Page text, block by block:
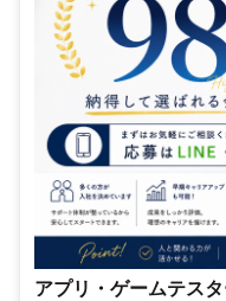
アプリ・ゲームテス